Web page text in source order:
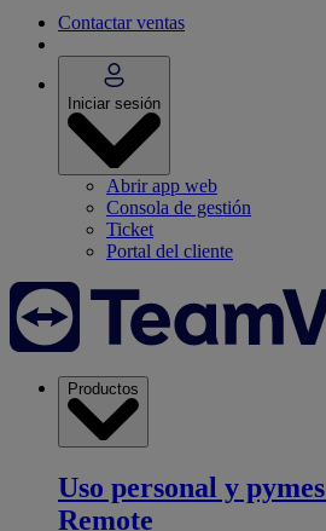
Contactar ventas
Iniciar sesión
Abrir app web
Consola de gestión
Ticket
Portal del cliente
Productos
Uso personal y pymes
Remote